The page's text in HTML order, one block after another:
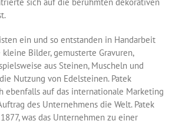
ein und so entstanden in Handarbeit
Bilder, gemusterte Gravuren,
aus Steinen, Muscheln und
Nutzung von Edelsteinen. Patek
ebenfalls auf das internationale Marketing
des Unternehmens die Welt. Patek
was das Unternehmen zu einer